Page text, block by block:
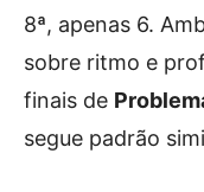
8ª, apenas 6.
sobre ritmo e
finais de
segue padrão